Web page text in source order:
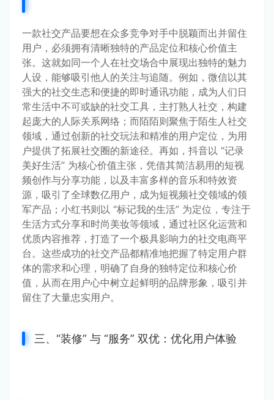
一款社交产品要想在众多竞争对手中脱颖而出并留住
用户，必须拥有清晰独特的产品定位和核心价值主
张。这就如同一个人在社交场合中展现出独特的魅力
人设，能够吸引他人的关注与追随。例如，微信以其
强大的社交生态和便捷的即时通讯功能，成为人们日
常生活中不可或缺的社交工具，主打熟人社交，构建
起庞大的人际关系网络；而陌陌则聚焦于陌生人社交
领域，通过创新的社交玩法和精准的用户定位，为用
户提供了拓展社交圈的新途径。再如，抖音以 “记录
美好生活” 为核心价值主张，凭借其简洁易用的短视
频创作与分享功能，以及丰富多样的音乐和特效资
源，吸引了全球数亿用户，成为短视频社交领域的领
军产品；小红书则以 “标记我的生活” 为定位，专注于
生活方式分享和时尚美妆等领域，通过社区化运营和
优质内容推荐，打造了一个极具影响力的社交电商平
台。这些成功的社交产品都精准地把握了特定用户群
体的需求和心理，明确了自身的独特定位和核心价
值，从而在用户心中树立起鲜明的品牌形象，吸引并
留住了大量忠实用户。
三、“装修” 与 “服务” 双优：优化用户体验